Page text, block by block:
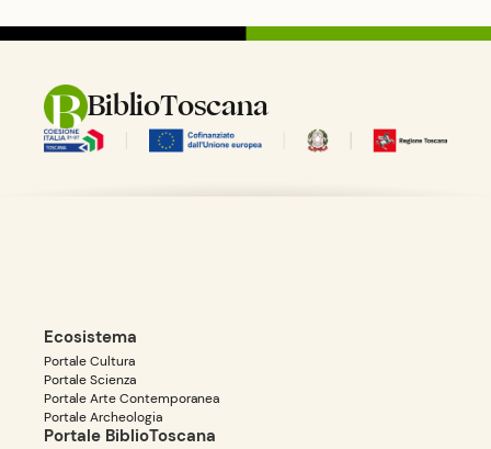
BiblioToscana
Ecosistema
Portale Cultura
Portale Scienza
Portale Arte Contemporanea
Portale Archeologia
Portale BiblioToscana